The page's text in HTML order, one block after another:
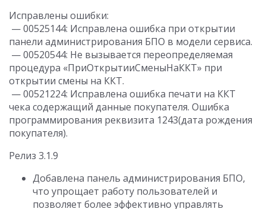
Исправлены ошибки:
— 00525144: Исправлена ошибка при открытии
панели администрирования БПО в модели сервиса.
— 00520544: Не вызывается переопределяемая
процедура «ПриОткрытииСменыНаККТ» при
открытии смены на ККТ.
— 00521224: Исправлена ошибка печати на ККТ
чека содержащий данные покупателя. Ошибка
программирования реквизита 1243(дата рождения
покупателя).
Релиз 3.1.9
Добавлена панель администрирования БПО,
что упрощает работу пользователей и
позволяет более эффективно управлять